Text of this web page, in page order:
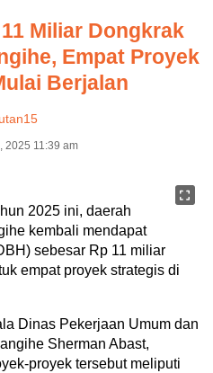
Miliar Dongkrak
Empat Proyek
Berjalan
2025 11:39 am
2025 ini, daerah
kembali mendapat
sebesar Rp 11 miliar
empat proyek strategis di
Dinas Pekerjaan Umum dan
Sherman Abast,
proyek tersebut meliputi